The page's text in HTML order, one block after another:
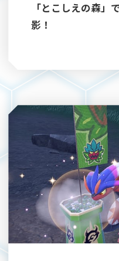
「とこしえの森」
影！